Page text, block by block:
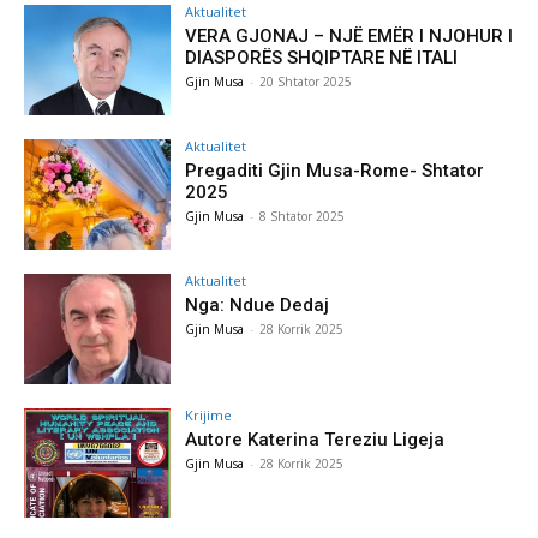
Aktualitet
VERA GJONAJ – NJË EMËR I NJOHUR I
DIASPORËS SHQIPTARE NË ITALI
Gjin Musa - 20 Shtator 2025
Aktualitet
Pregaditi Gjin Musa-Rome- Shtator
2025
Gjin Musa - 8 Shtator 2025
Aktualitet
Nga: Ndue Dedaj
Gjin Musa - 28 Korrik 2025
Krijime
Autore Katerina Tereziu Ligeja
Gjin Musa - 28 Korrik 2025